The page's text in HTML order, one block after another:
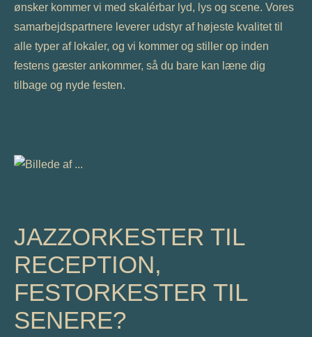
ønsker kommer vi med skalérbar lyd, lys og scene. Vores
samarbejdspartnere leverer udstyr af højeste kvalitet til
alle typer af lokaler, og vi kommer og stiller op inden
festens gæster ankommer, så du bare kan læne dig
tilbage og nyde festen.
JAZZORKESTER TIL
RECEPTION,
FESTORKESTER TIL
SENERE?